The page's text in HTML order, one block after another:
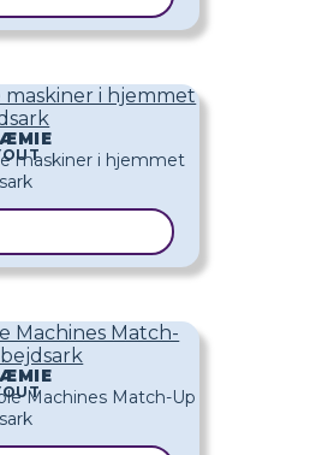
maskiner i hjemmet
Machines Match-